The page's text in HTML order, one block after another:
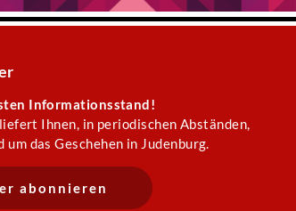
Informationsstand!
Ihnen, in periodischen Abständen,
das Geschehen in Judenburg.
abonnieren